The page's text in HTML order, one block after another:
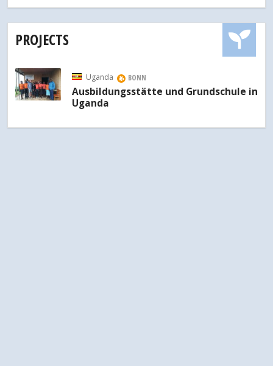
PROJECTS
Uganda BONN
Ausbildungsstätte und Grundschule in
Uganda